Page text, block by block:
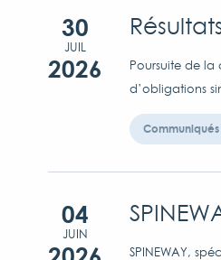
30
JUIL
2026
Poursuite de la
d’obligations
04
JUIN
SPINEWAY,